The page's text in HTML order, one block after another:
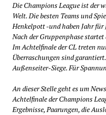
Die Champions League ist der
Welt. Die besten Teams und
Henkelpott -und haben Jahr für
Nach der Gruppenphase startet
Im Achtelfinale der CL treten
Überraschungen sind
Außenseiter-Siege. Für
An dieser Stelle geht es um
Achtelfinale der Champions
Ergebnisse, Paarungen, die